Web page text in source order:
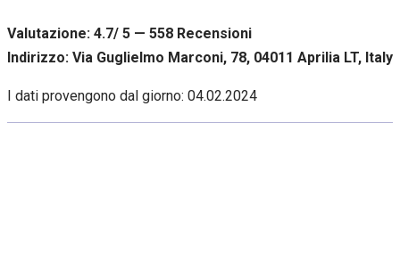
Valutazione: 4.7/ 5 — 558 Recensioni
Indirizzo: Via Guglielmo Marconi, 78, 04011 Aprilia LT, Italy
I dati provengono dal giorno: 04.02.2024